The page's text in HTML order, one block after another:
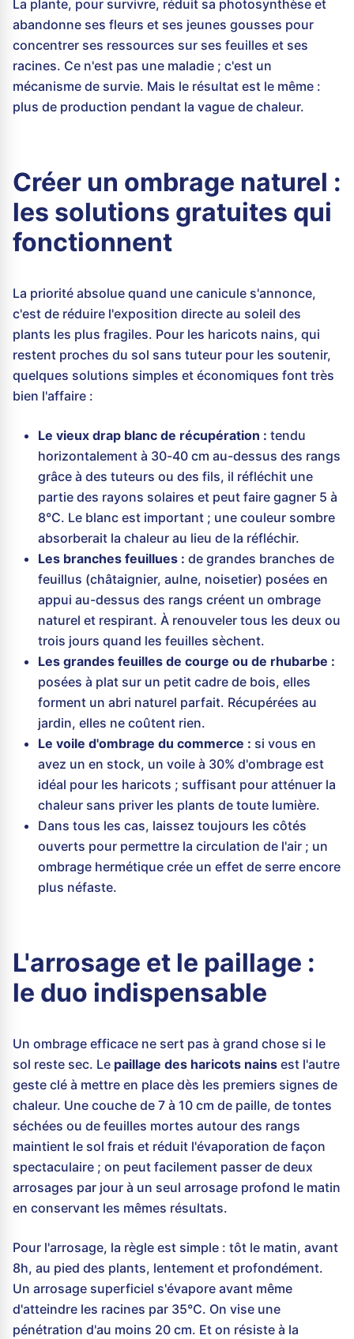
La plante, pour survivre, réduit sa photosynthèse et
abandonne ses fleurs et ses jeunes gousses pour
concentrer ses ressources sur ses feuilles et ses
racines. Ce n'est pas une maladie ; c'est un
mécanisme de survie. Mais le résultat est le même :
plus de production pendant la vague de chaleur.
Créer un ombrage naturel :
les solutions gratuites qui
fonctionnent
La priorité absolue quand une canicule s'annonce,
c'est de réduire l'exposition directe au soleil des
plants les plus fragiles. Pour les haricots nains, qui
restent proches du sol sans tuteur pour les soutenir,
quelques solutions simples et économiques font très
bien l'affaire :
Le vieux drap blanc de récupération : tendu
horizontalement à 30-40 cm au-dessus des rangs
grâce à des tuteurs ou des fils, il réfléchit une
partie des rayons solaires et peut faire gagner 5 à
8°C. Le blanc est important ; une couleur sombre
absorberait la chaleur au lieu de la réfléchir.
Les branches feuillues : de grandes branches de
feuillus (châtaignier, aulne, noisetier) posées en
appui au-dessus des rangs créent un ombrage
naturel et respirant. À renouveler tous les deux ou
trois jours quand les feuilles sèchent.
Les grandes feuilles de courge ou de rhubarbe :
posées à plat sur un petit cadre de bois, elles
forment un abri naturel parfait. Récupérées au
jardin, elles ne coûtent rien.
Le voile d'ombrage du commerce : si vous en
avez un en stock, un voile à 30% d'ombrage est
idéal pour les haricots ; suffisant pour atténuer la
chaleur sans priver les plants de toute lumière.
Dans tous les cas, laissez toujours les côtés
ouverts pour permettre la circulation de l'air ; un
ombrage hermétique crée un effet de serre encore
plus néfaste.
L'arrosage et le paillage :
le duo indispensable
Un ombrage efficace ne sert pas à grand chose si le
sol reste sec. Le paillage des haricots nains est l'autre
geste clé à mettre en place dès les premiers signes de
chaleur. Une couche de 7 à 10 cm de paille, de tontes
séchées ou de feuilles mortes autour des rangs
maintient le sol frais et réduit l'évaporation de façon
spectaculaire ; on peut facilement passer de deux
arrosages par jour à un seul arrosage profond le matin
en conservant les mêmes résultats.
Pour l'arrosage, la règle est simple : tôt le matin, avant
8h, au pied des plants, lentement et profondément.
Un arrosage superficiel s'évapore avant même
d'atteindre les racines par 35°C. On vise une
pénétration d'au moins 20 cm. Et on résiste à la